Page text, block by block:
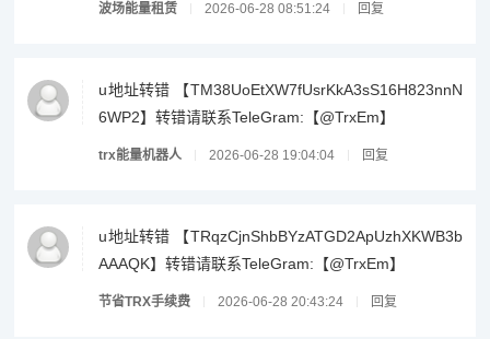
波场能量租赁 2026-06-28 08:51:24 回复
u地址转错 【TM38UoEtXW7fUsrKkA3sS16H823nnN
6WP2】转错请联系TeleGram:【@TrxEm】
trx能量机器人 2026-06-28 19:04:04 回复
u地址转错 【TRqzCjnShbBYzATGD2ApUzhXKWB3b
AAAQK】转错请联系TeleGram:【@TrxEm】
节省TRX手续费 2026-06-28 20:43:24 回复